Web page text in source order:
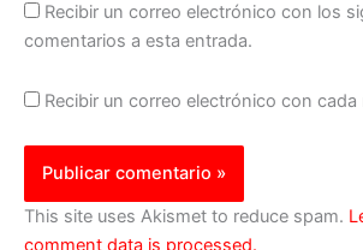
Recibir un correo electrónico con los
comentarios a esta entrada.
Recibir un correo electrónico con cada
This site uses Akismet to reduce spam.
comment data is processed.